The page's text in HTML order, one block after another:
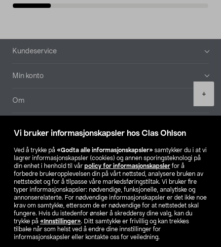
Vi bruker informasjonskapsler hos Clas Ohlson
Ved å trykke på «Godta alle informasjonskapsler» samtykker du i at vi
lagrer informasjonskapsler (cookies) og annen sporingsteknologi på
din enhet i henhold til vår policy for informasjonskapsler for å
forbedre brukeropplevelsen din på vårt nettsted, analysere bruken av
nettstedet og for å tilpasse våre markedsføringstiltak. Vi bruker fire
typer informasjonskapsler: nødvendige, funksjonelle, analytiske og
annonserelaterte. For nødvendige informasjonskapsler er det ikke noe
krav om samtykke, ettersom de er nødvendige for at nettstedet skal
fungere. Hvis du istedenfor ønsker å skreddersy dine valg, kan du
trykke på «Innstillinger». Ditt samtykke er frivillig og kan trekkes
tilbake når som helst ved å endre dine innstillinger for
informasjonskapsler eller kontakte oss for veiledning.
+
Bunntekst
Kundeservice
Min konto
Om
Våre selskaper
Finn din butikk
SE NO FI